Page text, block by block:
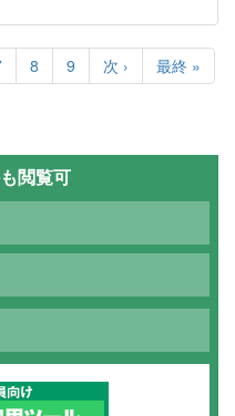
Page
8 Page
9
次
ペ
次 ›
最
終
ジ
最終 »
閲覧可